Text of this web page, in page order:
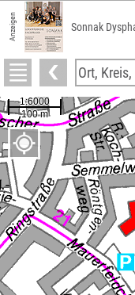
Anzeigen Sonnak